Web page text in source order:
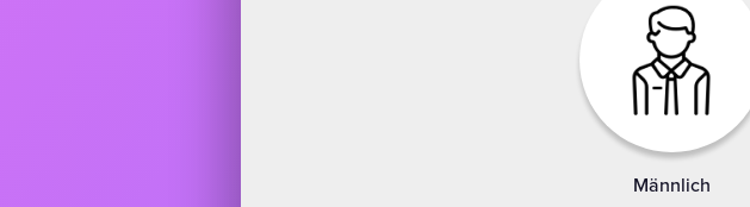
Männlich